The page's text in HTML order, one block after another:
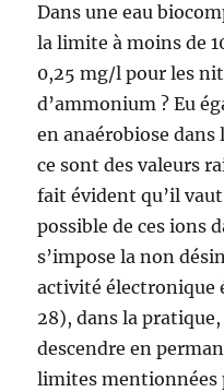
Dans une eau
la limite à moins de
0,25 mg/l pour les
d’ammonium ? Eu
en anaérobiose dans
ce sont des valeurs
fait évident qu’il
possible de ces ions
s’impose la non
activité électronique
28), dans la
descendre en
limites mentionnées